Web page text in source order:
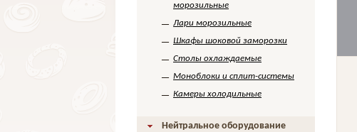
морозильные
Лари морозильные
Шкафы шоковой заморозки
Столы охлаждаемые
Моноблоки и сплит-системы
Камеры холодильные
Нейтральное оборудование